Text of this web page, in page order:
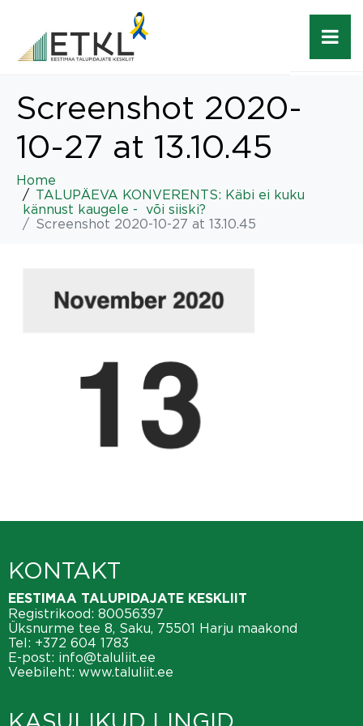
Screenshot 2020-
10-27 at 13.10.45
Home
TALUPÄEVA KONVERENTS: Käbi ei kuku
kännust kaugele - või siiski?
Screenshot 2020-10-27 at 13.10.45
KONTAKT
EESTIMAA TALUPIDAJATE KESKLIIT
Registrikood: 80056397
Üksnurme tee 8, Saku, 75501 Harju maakond
Tel: +372 604 1783
E-post: info@taluliit.ee
Veebileht: www.taluliit.ee
KASULIKUD LINGID